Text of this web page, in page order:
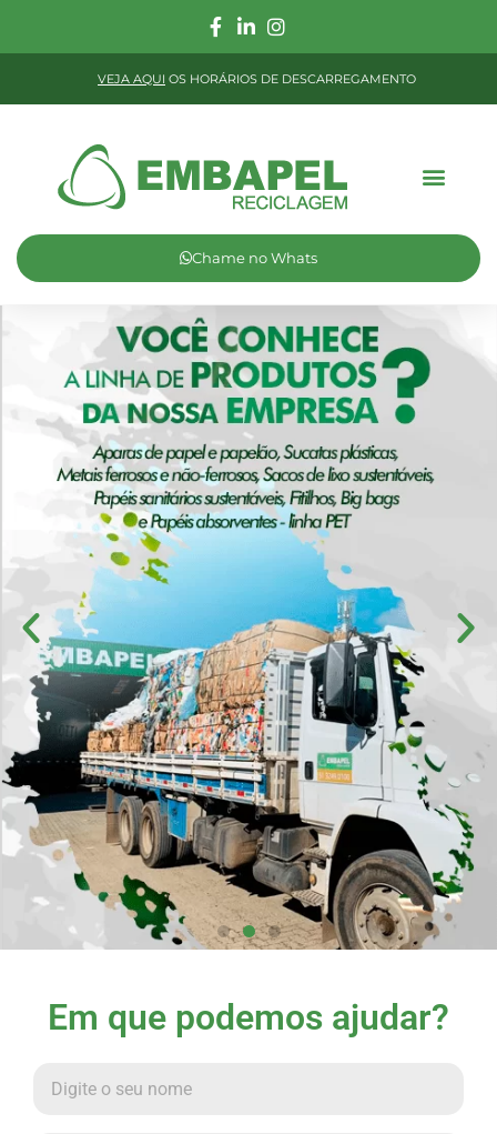
VEJA AQUI OS HORÁRIOS DE DESCARREGAMENTO
Chame no Whats
Em que podemos ajudar?